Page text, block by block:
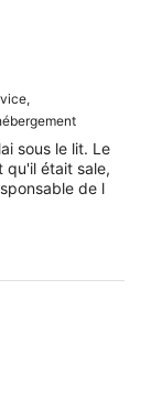
sous le lit. Le
qu'il était sale,
de l